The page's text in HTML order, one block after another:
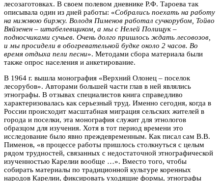
лесозаготовках. В своем полевом дневнике Р.Ф. Тароева так
описывала один из дней работы: «Собрались поехать на работу
на нижнюю биржу. Володя Пименов работал сучкорубом, Тойво
Вяйзенен – штабелевщиком, а мы с Нелей Полищук –
подносчиками сучьев. Очень долго пришлось ждать лесовозов,
и мы просидели в обогревательной будке около 2 часов. Во
время отдыха пели песни». Методами сбора материала были
также опрос населения и анкетирование.
В 1964 г. вышла монография «Верхний Олонец – поселок
лесорубов». Авторами большей части глав в ней являлись
этнографы. В отзывах специалистов книга справедливо
характеризовалась как серьезный труд. Именно сегодня, когда в
России происходит масштабная миграция сельских жителей в
города и поселки, эта монография служит для этнологов
образцом для изучения. Хотя в тот период времени это
исследование было явно преждевременным. Как писал сам В.В.
Пименов, «в процессе работы пришлось столкнуться с целым
рядом трудностей, связанных с недостаточной этнографической
изученностью Карелии вообще …». Вместо того, чтобы
собирать материалы по традиционной культуре коренных
народов Карелии, фиксировать уходящие формы, этнографы